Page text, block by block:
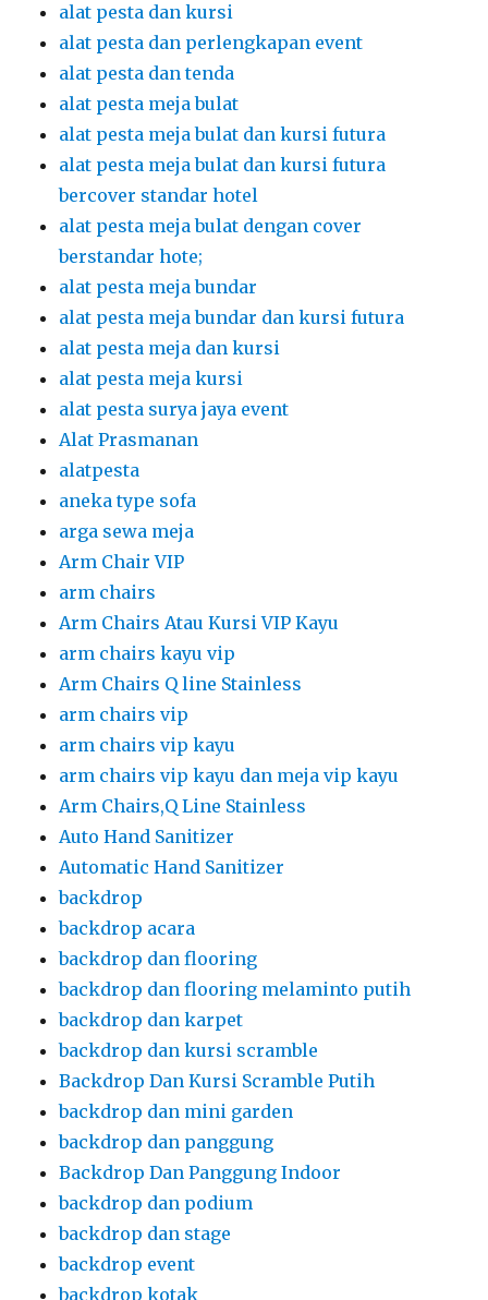
alat pesta dan kursi
alat pesta dan perlengkapan event
alat pesta dan tenda
alat pesta meja bulat
alat pesta meja bulat dan kursi futura
alat pesta meja bulat dan kursi futura
bercover standar hotel
alat pesta meja bulat dengan cover
berstandar hote;
alat pesta meja bundar
alat pesta meja bundar dan kursi futura
alat pesta meja dan kursi
alat pesta meja kursi
alat pesta surya jaya event
Alat Prasmanan
alatpesta
aneka type sofa
arga sewa meja
Arm Chair VIP
arm chairs
Arm Chairs Atau Kursi VIP Kayu
arm chairs kayu vip
Arm Chairs Q line Stainless
arm chairs vip
arm chairs vip kayu
arm chairs vip kayu dan meja vip kayu
Arm Chairs,Q Line Stainless
Auto Hand Sanitizer
Automatic Hand Sanitizer
backdrop
backdrop acara
backdrop dan flooring
backdrop dan flooring melaminto putih
backdrop dan karpet
backdrop dan kursi scramble
Backdrop Dan Kursi Scramble Putih
backdrop dan mini garden
backdrop dan panggung
Backdrop Dan Panggung Indoor
backdrop dan podium
backdrop dan stage
backdrop event
backdrop kotak